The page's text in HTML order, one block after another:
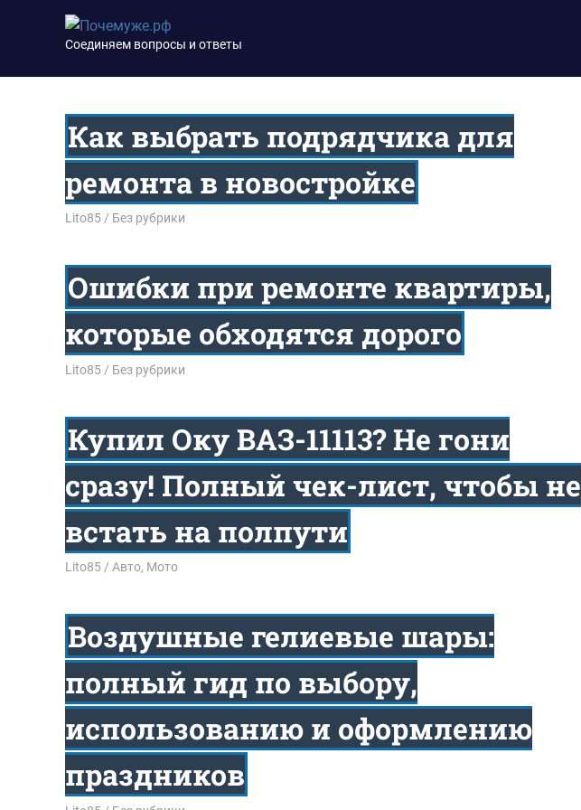
содержимому
Почемуже.рф
Соединяем вопросы и ответы
Как выбрать подрядчика для
ремонта в новостройке
15.04.2026
Lito85 Без рубрики
Ошибки при ремонте квартиры,
которые обходятся дорого
15.04.2026
Lito85 Без рубрики
Купил Оку ВАЗ-11113? Не гони
сразу! Полный чек-лист, чтобы не
встать на полпути
12.02.2026
Lito85 Авто, Мото
Воздушные гелиевые шары:
полный гид по выбору,
использованию и оформлению
праздников